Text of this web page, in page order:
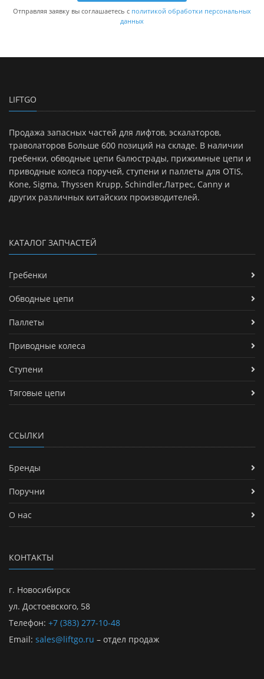
Отправляя заявку вы соглашаетесь с политикой обработки персональных
данных
LIFTGO
Продажа запасных частей для лифтов, эскалаторов,
траволаторов Больше 600 позиций на складе. В наличии
гребенки, обводные цепи балюстрады, прижимные цепи и
приводные колеса поручей, ступени и паллеты для OTIS,
Kone, Sigma, Thyssen Krupp, Schindler,Латрес, Canny и
других различных китайских производителей.
КАТАЛОГ ЗАПЧАСТЕЙ
Гребенки
Обводные цепи
Паллеты
Приводные колеса
Ступени
Тяговые цепи
ССЫЛКИ
Бренды
Поручни
О нас
КОНТАКТЫ
г. Новосибирск
ул. Достоевского, 58
Телефон: +7 (383) 277-10-48
Email: sales@liftgo.ru – отдел продаж